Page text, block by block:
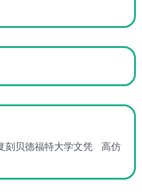
刻贝德福特大学文凭
高仿